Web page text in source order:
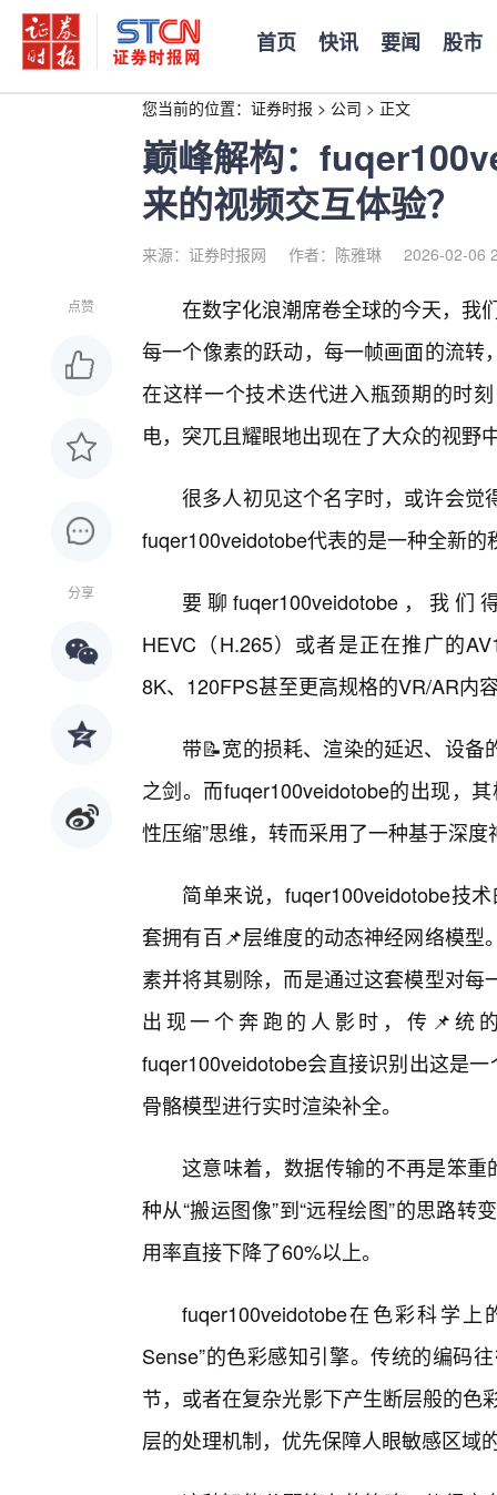
首页 快讯 要闻 股市
您当前的位置： 证券时报 > 公司 > 正文
巅峰解构：
来的视频交互体验？
来源：证券时报网 作者：陈雅琳 2026-02-06
点赞
分享
在数字化浪潮席卷全球的今天，我
每一个像素的跃动，每一帧画面的流
在这样一个技术迭代进入瓶颈期的时
电，突兀且耀眼地出现在了大众的视野
很多人初见这个名字时，或许会觉
fuqer100veidotobe代表的是一种全新
要聊fuqer100veidotobe，我
HEVC（H.265）或者是正在推广的
8K、120FPS甚至更高规格的VR/AR内
带📝宽的损耗、渲染的延迟、设
之剑。而fuqer100veidotobe的出现，
性压缩”思维，转而采用了一种基于深
简单来说，fuqer100veidotobe技
套拥有百📌层维度的动态神经网络模
素并将其剔除，而是通过这套模型对
出现一个奔跑的人影时，传📌统
fuqer100veidotobe会直接识别出这是
骨骼模型进行实时渲染补全。
这意味着，数据传输的不再是笨重
种从“搬运图像”到“远程绘图”的思路
用率直接下降了60%以上。
fuqer100veidotobe在色彩科学
Sense”的色彩感知引擎。传统的编码
节，或者在复杂光影下产生断层般的色
层的处理机制，优先保障人眼敏感区域